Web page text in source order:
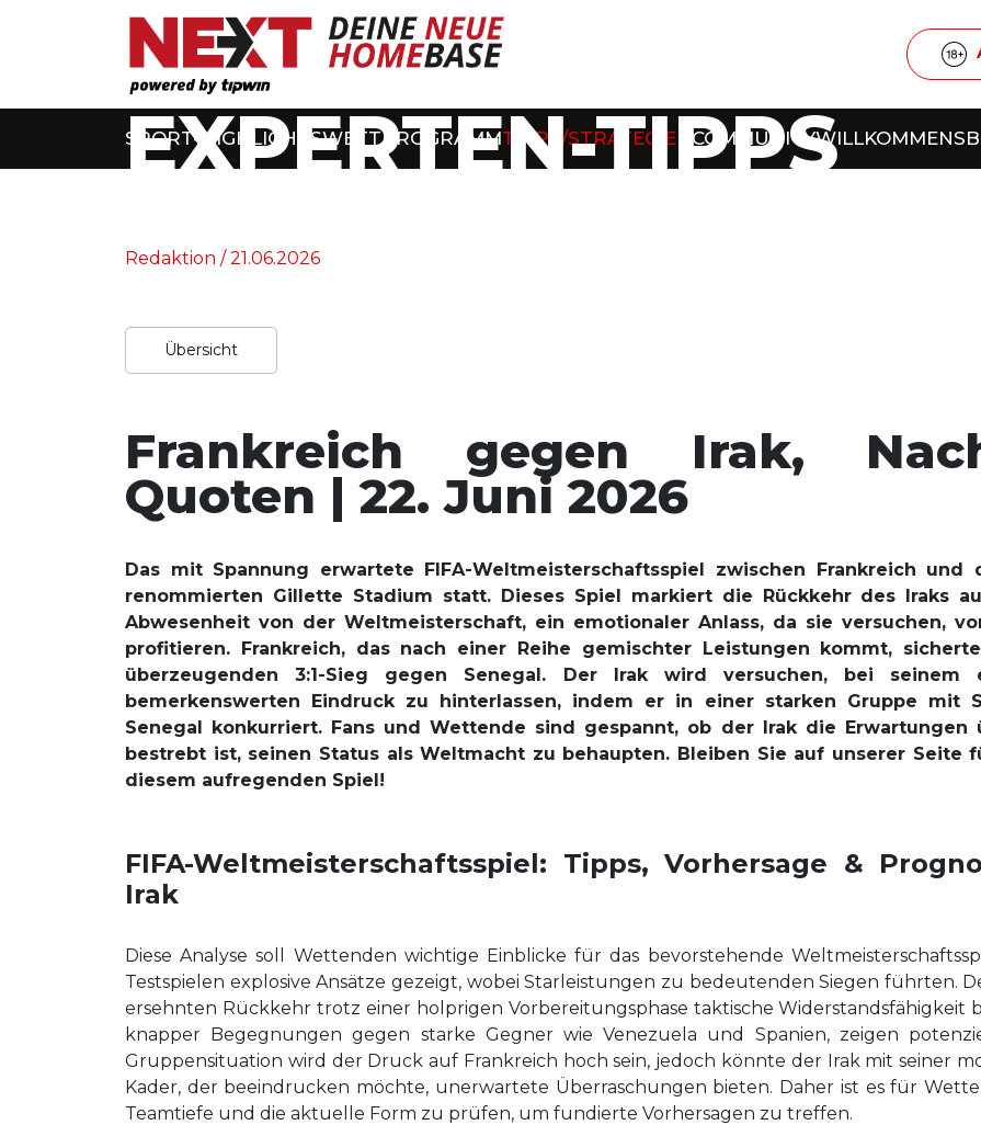
SPORT-HIGHLIGHTSWETTPROGRAMMTIPPS/STRATEGIEN COMMUNITY
EXPERTEN-TIPPS
Redaktion / 21.06.2026
Übersicht
Frankreich gegen Irak,
Quoten | 22. Juni 2026
Das mit Spannung erwartete FIFA-Weltmeisterschaftsspiel zwischen Frankreich
renommierten Gillette Stadium statt. Dieses Spiel markiert die Rückkehr des Iraks
Abwesenheit von der Weltmeisterschaft, ein emotionaler Anlass, da sie versuchen,
profitieren. Frankreich, das nach einer Reihe gemischter Leistungen kommt,
überzeugenden 3:1-Sieg gegen Senegal. Der Irak wird versuchen, bei
bemerkenswerten Eindruck zu hinterlassen, indem er in einer starken Gruppe mit
Senegal konkurriert. Fans und Wettende sind gespannt, ob der Irak die Erwartungen
bestrebt ist, seinen Status als Weltmacht zu behaupten. Bleiben Sie auf unserer
diesem aufregenden Spiel!
FIFA-Weltmeisterschaftsspiel: Tipps, Vorhersage &
Irak
Diese Analyse soll Wettenden wichtige Einblicke für das bevorstehende
Testspielen explosive Ansätze gezeigt, wobei Starleistungen zu bedeutenden Siegen führten.
ersehnten Rückkehr trotz einer holprigen Vorbereitungsphase taktische Widerstandsfähigkeit
knapper Begegnungen gegen starke Gegner wie Venezuela und Spanien, zeigen
Gruppensituation wird der Druck auf Frankreich hoch sein, jedoch könnte der Irak mit seiner
Kader, der beeindrucken möchte, unerwartete Überraschungen bieten. Daher ist es für
Teamtiefe und die aktuelle Form zu prüfen, um fundierte Vorhersagen zu treffen.